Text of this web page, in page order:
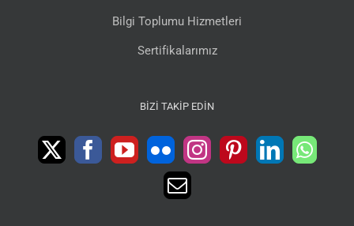
Bilgi Toplumu Hizmetleri
Sertifikalarımız
BIZI TAKIP EDIN